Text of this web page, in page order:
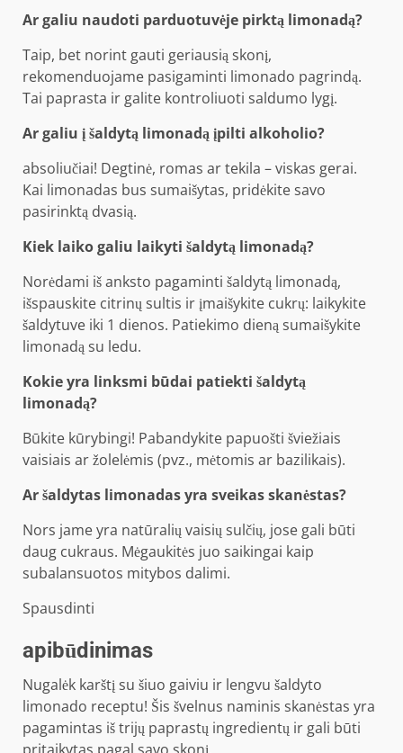
Ar galiu naudoti parduotuvėje pirktą limonadą?
Taip, bet norint gauti geriausią skonį,
rekomenduojame pasigaminti limonado pagrindą.
Tai paprasta ir galite kontroliuoti saldumo lygį.
Ar galiu į šaldytą limonadą įpilti alkoholio?
absoliučiai! Degtinė, romas ar tekila – viskas gerai.
Kai limonadas bus sumaišytas, pridėkite savo
pasirinktą dvasią.
Kiek laiko galiu laikyti šaldytą limonadą?
Norėdami iš anksto pagaminti šaldytą limonadą,
išspauskite citrinų sultis ir įmaišykite cukrų: laikykite
šaldytuve iki 1 dienos. Patiekimo dieną sumaišykite
limonadą su ledu.
Kokie yra linksmi būdai patiekti šaldytą
limonadą?
Būkite kūrybingi! Pabandykite papuošti šviežiais
vaisiais ar žolelėmis (pvz., mėtomis ar bazilikais).
Ar šaldytas limonadas yra sveikas skanėstas?
Nors jame yra natūralių vaisių sulčių, jose gali būti
daug cukraus. Mėgaukitės juo saikingai kaip
subalansuotos mitybos dalimi.
Spausdinti
apibūdinimas
Nugalėk karštį su šiuo gaiviu ir lengvu šaldyto
limonado receptu! Šis švelnus naminis skanėstas yra
pagamintas iš trijų paprastų ingredientų ir gali būti